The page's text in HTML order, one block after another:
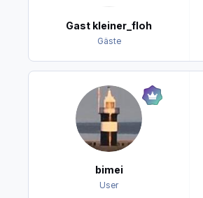
Gast kleiner_floh
Gäste
bimei
User